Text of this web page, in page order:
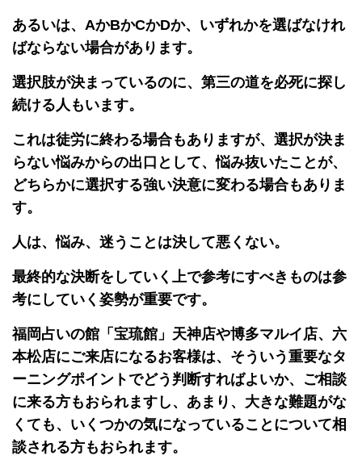
あるいは、AかBかCかDか、いずれかを選ばなけれ
ばならない場合があります。
選択肢が決まっているのに、第三の道を必死に探し
続ける人もいます。
これは徒労に終わる場合もありますが、選択が決ま
らない悩みからの出口として、悩み抜いたことが、
どちらかに選択する強い決意に変わる場合もありま
す。
人は、悩み、迷うことは決して悪くない。
最終的な決断をしていく上で参考にすべきものは参
考にしていく姿勢が重要です。
福岡占いの館「宝琉館」天神店や博多マルイ店、六
本松店にご来店になるお客様は、そういう重要なタ
ーニングポイントでどう判断すればよいか、ご相談
に来る方もおられますし、あまり、大きな難題がな
くても、いくつかの気になっていることについて相
談される方もおられます。